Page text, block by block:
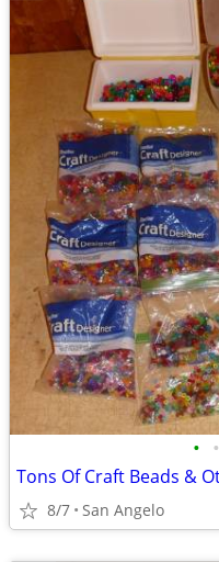
• •
Tons Of Craft Beads &
8/7 San Angelo